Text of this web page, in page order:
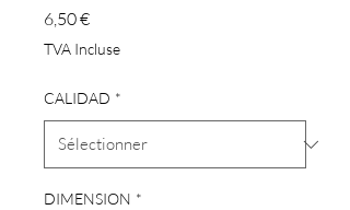
6,50 €Prix
TVA Incluse
CALIDAD *
DIMENSION *